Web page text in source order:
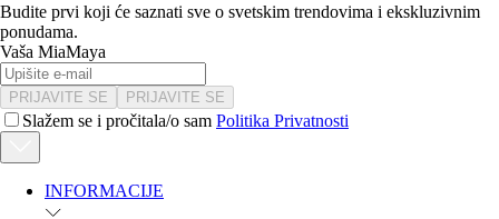
Budite prvi koji će saznati sve o svetskim trendovima i ekskluzivnim
ponudama.
Vaša MiaMaya
PRIJAVITE SE PRIJAVITE SE
Slažem se i pročitala/o sam Politika Privatnosti
INFORMACIJE